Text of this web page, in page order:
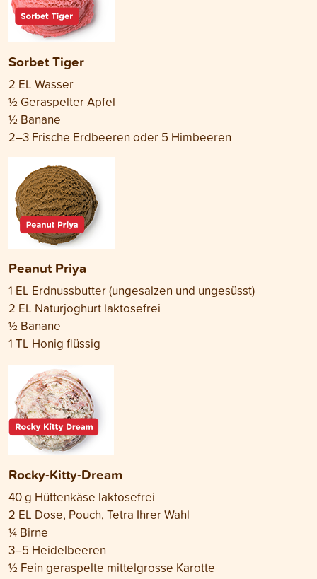
Sorbet Tiger
2 EL Wasser
½ Geraspelter Apfel
½ Banane
2–3 Frische Erdbeeren oder 5 Himbeeren
Peanut Priya
1 EL Erdnussbutter (ungesalzen und ungesüsst)
2 EL Naturjoghurt laktosefrei
½ Banane
1 TL Honig flüssig
Rocky-Kitty-Dream
40 g Hüttenkäse laktosefrei
2 EL Dose, Pouch, Tetra Ihrer Wahl
¼ Birne
3–5 Heidelbeeren
½ Fein geraspelte mittelgrosse Karotte